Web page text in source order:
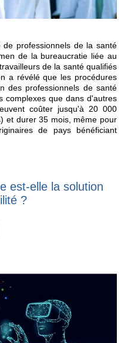
de professionnels de la santé
de la bureaucratie liée au
de la santé qualifiés
a révélé que les procédures
des professionnels de santé
complexes que dans d'autres
coûter jusqu'à 20 000
et durer 35 mois, même pour
de pays bénéficiant
est-elle la solution
?